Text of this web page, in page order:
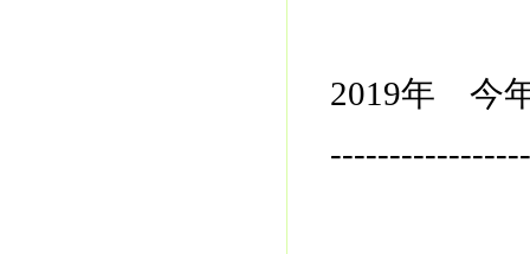
2019年 今